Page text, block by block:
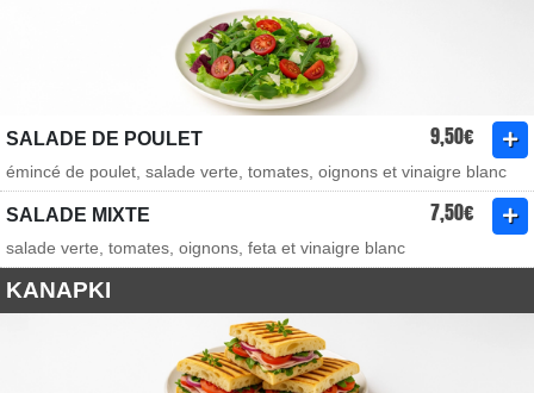
SALADE DE POULET 9,50€
émincé de poulet, salade verte, tomates, oignons et vinaigre blanc
SALADE MIXTE 7,50€
salade verte, tomates, oignons, feta et vinaigre blanc
KANAPKI